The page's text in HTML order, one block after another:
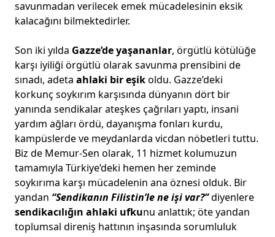
savunmadan verilecek emek mücadelesinin eksik
kalacağını bilmektedirler.
Son iki yılda Gazze’de yaşananlar, örgütlü kötülüğe
karşı iyiliği örgütlü olarak savunma prensibini de
sınadı, adeta ahlaki bir eşikoldu. Gazze’deki
korkunç soykırım karşısında dünyanın dört bir
yanında sendikalar ateşkes çağrıları yaptı, insani
yardım ağları ördü, dayanışma fonları kurdu,
kampüslerde ve meydanlarda vicdan nöbetleri tuttu.
Biz de Memur-Sen olarak, 11 hizmet kolumuzun
tamamıyla Türkiye’deki hemen her zeminde
soykırıma karşı mücadelenin ana öznesi olduk. Bir
yandan “Sendikanın Filistin’le ne işi var?”diyenlere
sendikacılığın ahlaki ufkunu anlattık; öte yandan
toplumsal direniş hattının inşasında sorumluluk